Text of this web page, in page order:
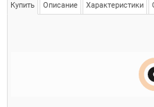
Купить Описание Характеристики